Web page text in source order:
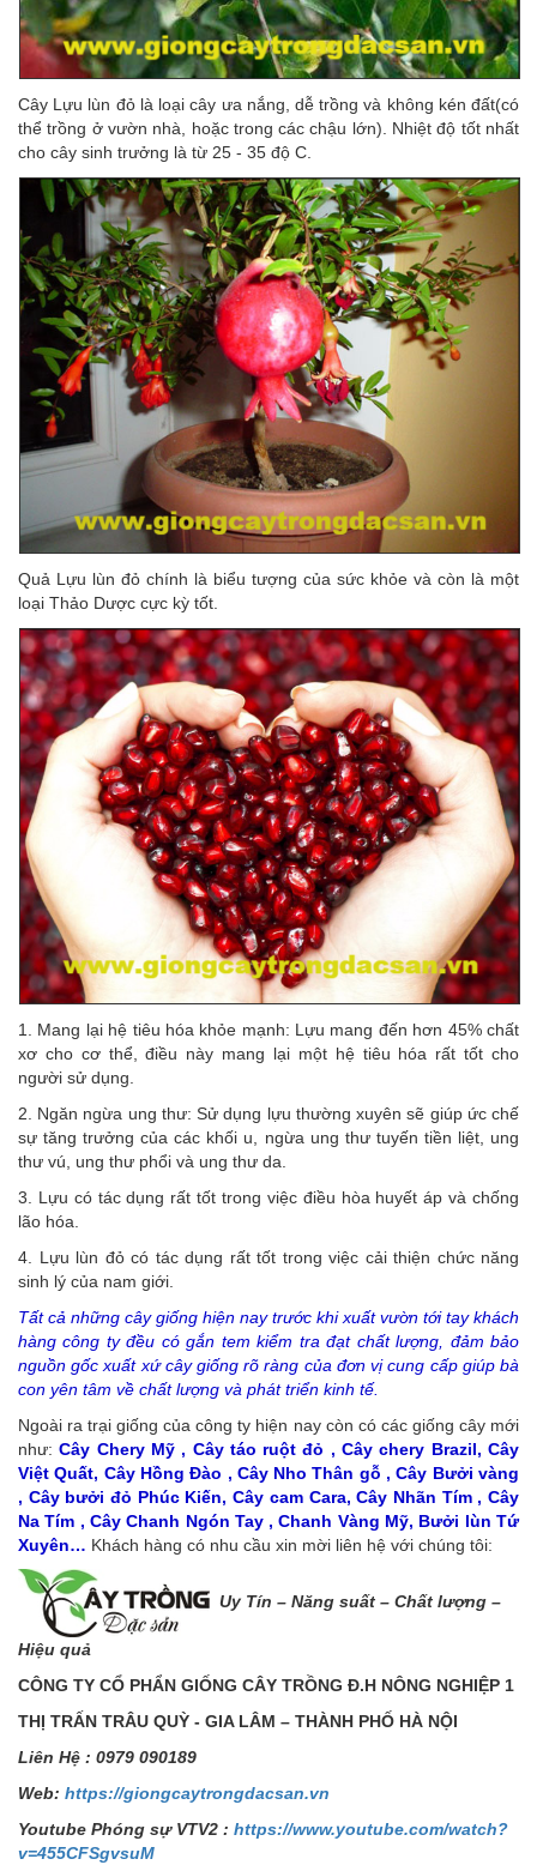
Cây Lựu lùn đỏ là loại cây ưa nắng, dễ trồng và không kén đất(có
thể trồng ở vườn nhà, hoặc trong các chậu lớn). Nhiệt độ tốt nhất
cho cây sinh trưởng là từ 25 - 35 độ C.
Quả Lựu lùn đỏ chính là biểu tượng của sức khỏe và còn là một
loại Thảo Dược cực kỳ tốt.
1. Mang lại hệ tiêu hóa khỏe mạnh: Lựu mang đến hơn 45% chất
xơ cho cơ thể, điều này mang lại một hệ tiêu hóa rất tốt cho
người sử dụng.
2. Ngăn ngừa ung thư: Sử dụng lựu thường xuyên sẽ giúp ức chế
sự tăng trưởng của các khối u, ngừa ung thư tuyến tiền liệt, ung
thư vú, ung thư phổi và ung thư da.
3. Lựu có tác dụng rất tốt trong việc điều hòa huyết áp và chống
lão hóa.
4. Lựu lùn đỏ có tác dụng rất tốt trong việc cải thiện chức năng
sinh lý của nam giới.
Tất cả những cây giống hiện nay trước khi xuất vườn tới tay khách
hàng công ty đều có gắn tem kiểm tra đạt chất lượng, đảm bảo
nguồn gốc xuất xứ cây giống rõ ràng của đơn vị cung cấp giúp bà
con yên tâm về chất lượng và phát triển kinh tế.
Ngoài ra trại giống của công ty hiện nay còn có các giống cây mới
như:Cây Chery Mỹ , Cây táo ruột đỏ , Cây chery Brazil, Cây
Việt Quất, Cây Hồng Đào , Cây Nho Thân gỗ , Cây Bưởi vàng
, Cây bưởi đỏ Phúc Kiến, Cây cam Cara, Cây Nhãn Tím , Cây
Na Tím , Cây Chanh Ngón Tay , Chanh Vàng Mỹ, Bưởi lùn Tứ
Xuyên… Khách hàng có nhu cầu xin mời liên hệ với chúng tôi:
Uy Tín – Năng suất – Chất lượng –
Hiệu quả
CÔNG TY CỔ PHẨN GIỐNG CÂY TRỒNG Đ.H NÔNG NGHIỆP 1
THỊ TRẤN TRÂU QUỲ - GIA LÂM – THÀNH PHỐ HÀ NỘI
Liên Hệ : 0979 090189
Web: https://giongcaytrongdacsan.vn
Youtube Phóng sự VTV2 : https://www.youtube.com/watch?
v=455CFSgvsuM